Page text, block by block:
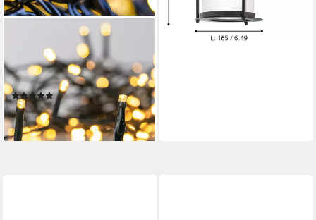
LED-Lichterkette, 5 Meter -
50 warm-weiße LED
Lämpchen - Mit Timer
(2)
ab 14,90 €
lieferbar - in 4-5 Werktagen bei dir